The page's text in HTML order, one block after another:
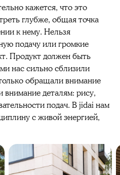
кажется, что это
глубже, общая точка
к нему. Нельзя
подачу или громкие
Продукт должен быть
нас сильно сблизили
обращали внимание
внимание деталям: рису,
подач. В jidai нам
с живой энергией,